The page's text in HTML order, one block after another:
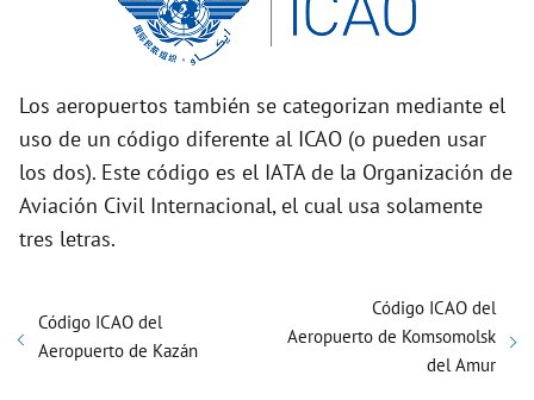
Los aeropuertos también se categorizan mediante el
uso de un código diferente al ICAO (o pueden usar
los dos). Este código es el IATA de la Organización de
Aviación Civil Internacional, el cual usa solamente
tres letras.
Código ICAO del
Aeropuerto de Kazán
Código ICAO del
Aeropuerto de Komsomolsk
del Amur